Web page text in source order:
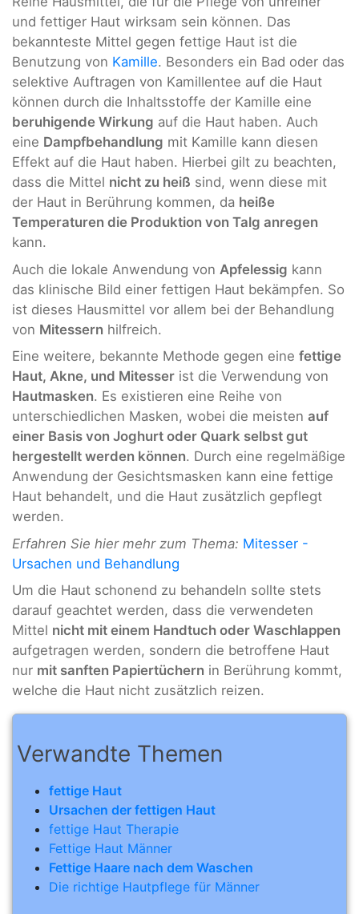
und fettiger Haut wirksam sein können. Das
bekannteste Mittel gegen fettige Haut ist die
Benutzung von Kamille. Besonders ein Bad oder das
selektive Auftragen von Kamillentee auf die Haut
können durch die Inhaltsstoffe der Kamille eine
beruhigende Wirkung auf die Haut haben. Auch
eine Dampfbehandlung mit Kamille kann diesen
Effekt auf die Haut haben. Hierbei gilt zu beachten,
dass die Mittel nicht zu heiß sind, wenn diese mit
der Haut in Berührung kommen, da heiße
Temperaturen die Produktion von Talg anregen
kann.
Auch die lokale Anwendung von Apfelessig kann
das klinische Bild einer fettigen Haut bekämpfen. So
ist dieses Hausmittel vor allem bei der Behandlung
von Mitessern hilfreich.
Eine weitere, bekannte Methode gegen eine fettige
Haut, Akne, und Mitesser ist die Verwendung von
Hautmasken. Es existieren eine Reihe von
unterschiedlichen Masken, wobei die meisten auf
einer Basis von Joghurt oder Quark selbst gut
hergestellt werden können. Durch eine regelmäßige
Anwendung der Gesichtsmasken kann eine fettige
Haut behandelt, und die Haut zusätzlich gepflegt
werden.
Erfahren Sie hier mehr zum Thema: Mitesser -
Ursachen und Behandlung
Um die Haut schonend zu behandeln sollte stets
darauf geachtet werden, dass die verwendeten
Mittel nicht mit einem Handtuch oder Waschlappen
aufgetragen werden, sondern die betroffene Haut
nur mit sanften Papiertüchern in Berührung kommt,
welche die Haut nicht zusätzlich reizen.
Verwandte Themen
fettige Haut
Ursachen der fettigen Haut
fettige Haut Therapie
Fettige Haut Männer
Fettige Haare nach dem Waschen
Die richtige Hautpflege für Männer